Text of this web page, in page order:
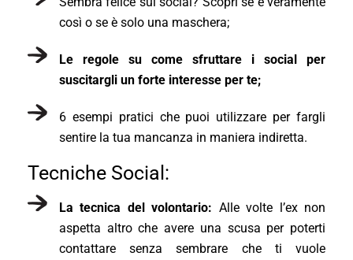
così o se è solo una maschera;
Le regole su come sfruttare i social per
suscitargli un forte interesse per te;
6 esempi pratici che puoi utilizzare per fargli
sentire la tua mancanza in maniera indiretta.
Tecniche Social:
La tecnica del volontario: Alle volte l’ex non
aspetta altro che avere una scusa per poterti
contattare senza sembrare che ti vuole